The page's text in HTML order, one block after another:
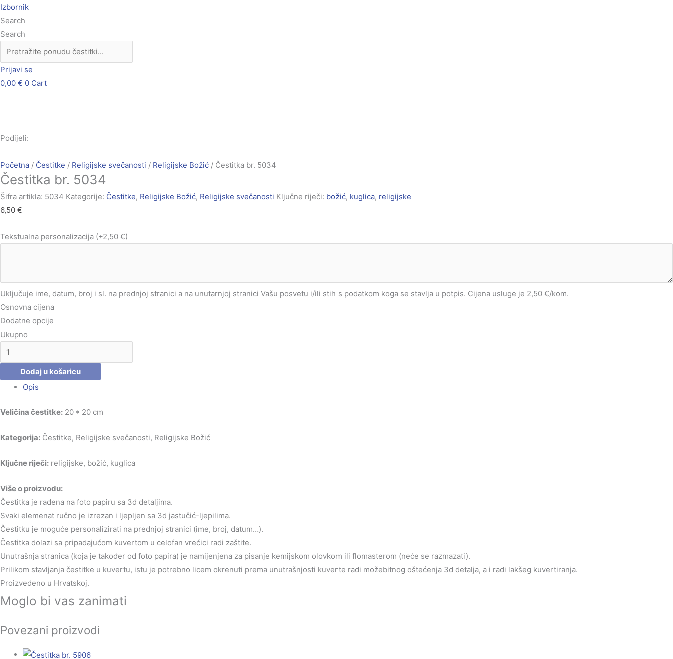
Skip
to
content
Izbornik
Search
Search
Prijavi se
0,00 € 0 Cart
Podijeli:
Početna / Čestitke / Religijske svečanosti / Religijske Božić / Čestitka br. 5034
Čestitka br. 5034
Šifra artikla: 5034 Kategorije: Čestitke, Religijske Božić, Religijske svečanosti Ključne riječi: božić, kuglica, religijske
6,50 €
Tekstualna personalizacija (+2,50 €)
Uključuje ime, datum, broj i sl. na prednjoj stranici a na unutarnjoj stranici Vašu posvetu i/ili stih s podatkom koga se stavlja u potpis. Cijena usluge je 2,50 €/kom.
Osnovna cijena
Dodatne opcije
Ukupno
Čestitka
br.
5034
količina
Dodaj u košaricu
Opis
Veličina čestitke: 20 * 20 cm
Kategorija: Čestitke, Religijske svečanosti, Religijske Božić
Ključne riječi: religijske, božić, kuglica
Više o proizvodu:
Čestitka je rađena na foto papiru sa 3d detaljima.
Svaki elemenat ručno je izrezan i ljepljen sa 3d jastučić-ljepilima.
Čestitku je moguće personalizirati na prednjoj stranici (ime, broj, datum…).
Čestitka dolazi sa pripadajućom kuvertom u celofan vrećici radi zaštite.
Unutrašnja stranica (koja je također od foto papira) je namijenjena za pisanje kemijskom olovkom ili flomasterom (neće se razmazati).
Prilikom stavljanja čestitke u kuvertu, istu je potrebno licem okrenuti prema unutrašnjosti kuverte radi možebitnog oštećenja 3d detalja, a i radi lakšeg kuvertiranja.
Proizvedeno u Hrvatskoj.
Moglo bi vas zanimati
Povezani proizvodi